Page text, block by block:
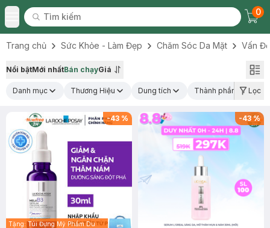
Toggle Menu
Tìm kiếm
Tìm kiếm
0
Trang chủ Sức Khỏe - Làm Đẹp Chăm Sóc Da Mặt Vấn
Nổi bậtMới nhấtBán chạyGiá
Danh mục Thương Hiệu Dung tích Thành phần nổi bật
Lọc
-43 %
Tặng: Túi Đựng Mỹ Phẩm Du
-43%